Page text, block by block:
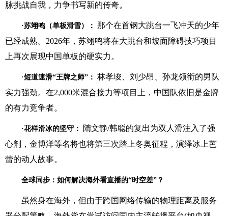
脉挑战自我，力争书写新的传奇。
·苏翊鸣（单板滑雪）： 那个在首钢大跳台一飞冲天的少年
已经成熟。2026年，苏翊鸣将在大跳台和坡面障碍技巧项目
上再次展现中国单板的硬实力。
·短道速滑“王牌之师”： 林孝埈、刘少昂、孙龙领衔的男队
实力强劲。在2,000米混合接力等项目上，中国队依旧是金牌
的有力竞争者。
·花样滑冰的坚守：
隋文静/韩聪的复出为双人滑注入了强
心剂，金博洋等名将也将第三次踏上冬奥征程，演绎冰上芭
蕾的动人故事。
全球同步：如何解决海外看直播的“时空差”？
虽然身在海外，但由于跨国网络传输的物理距离及服务